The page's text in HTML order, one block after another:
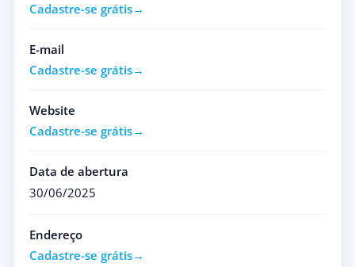
Cadastre-se grátis
E-mail
Cadastre-se grátis
Website
Cadastre-se grátis
Data de abertura
30/06/2025
Endereço
Cadastre-se grátis